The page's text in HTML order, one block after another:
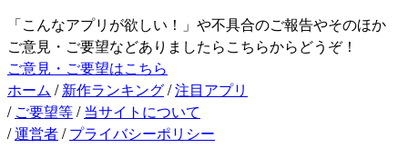
「こんなアプリが欲しい！」や不具合のご報告やそのほか
ご意見・ご要望などありましたらこちらからどうぞ！
ご意見・ご要望はこちら
ホーム / 新作ランキング/注目アプリ
/ ご要望等/ 当サイトについて
/運営者/ プライバシーポリシー